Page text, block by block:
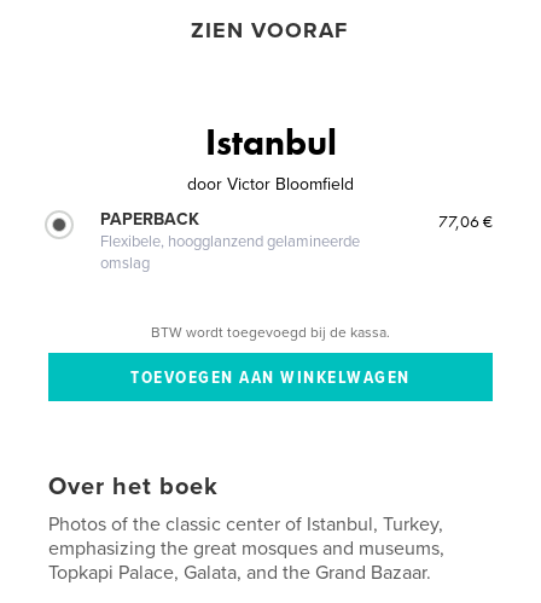
ZIEN VOORAF
Istanbul
door Victor Bloomfield
PAPERBACK
Flexibele, hoogglanzend gelamineerde
omslag
77,06 €
BTW wordt toegevoegd bij de kassa.
Over het boek
Photos of the classic center of Istanbul, Turkey,
emphasizing the great mosques and museums,
Topkapi Palace, Galata, and the Grand Bazaar.